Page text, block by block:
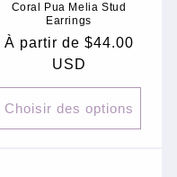
Coral Pua Melia Stud
Earrings
Prix
À partir de $44.00
USD
Choisir des options